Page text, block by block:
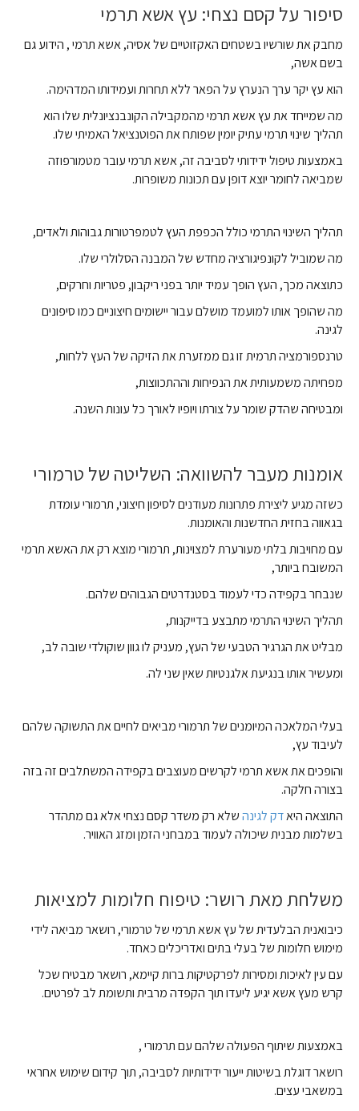
סיפור על קסם נצחי: עץ אשא תרמי
מחבק את שורשיו בשטחים האקזוטיים של אסיה, אשא תרמי , הידוע גם
בשם אשה,
הוא עץ יקר ערך הנערץ על הפאר ללא תחרות ועמידותו המדהימה.
מה שמייחד את עץ אשא תרמי מהמקבילה הקונבנציונלית שלו הוא
תהליך שינוי תרמי עתיק יומין שפותח את הפוטנציאל האמיתי שלו.
באמצעות טיפול ידידותי לסביבה זה, אשא תרמי עובר מטמורפוזה
שמביאה לחומר יוצא דופן עם תכונות משופרות.
תהליך השינוי התרמי כולל הכפפת העץ לטמפרטורות גבוהות ולאדים,
מה שמוביל לקונפיגורציה מחדש של המבנה הסלולרי שלו.
כתוצאה מכך, העץ הופך עמיד יותר בפני ריקבון, פטריות וחרקים,
מה שהופך אותו למועמד מושלם עבור יישומים חיצוניים כמו סיפונים
לגינה.
טרנספורמציה תרמית זו גם ממזערת את הזיקה של העץ ללחות,
מפחיתה משמעותית את הנפיחות וההתכווצות,
ומבטיחה שהדק שומר על צורתו ויופיו לאורך כל עונות השנה.
אומנות מעבר להשוואה: השליטה של טרמורי
כשזה מגיע ליצירת פתרונות מעודנים לסיפון חיצוני, תרמורי עומדת
בגאווה בחזית החדשנות והאומנות.
עם מחויבות בלתי מעורערת למצוינות, תרמורי מוצא רק את האשא תרמי
המשובח ביותר,
שנבחר בקפידה כדי לעמוד בסטנדרטים הגבוהים שלהם.
תהליך השינוי התרמי מתבצע בדייקנות,
מבליט את הגרגיר הטבעי של העץ, מעניק לו גוון שוקולדי שובה לב,
ומעשיר אותו בנגיעת אלגנטיות שאין שני לה.
בעלי המלאכה המיומנים של תרמורי מביאים לחיים את התשוקה שלהם
לעיבוד עץ,
והופכים את אשא תרמי לקרשים מעוצבים בקפידה המשתלבים זה בזה
בצורה חלקה.
התוצאה היאדק לגינהשלא רק משדר קסם נצחי אלא גם מתהדר
בשלמות מבנית שיכולה לעמוד במבחני הזמן ומזג האוויר.
משלחת מאת רושר: טיפוח חלומות למציאות
כיבואנית הבלעדית של עץ אשא תרמי של טרמורי, רושאר מביאה לידי
מימוש חלומות של בעלי בתים ואדריכלים כאחד.
עם עין לאיכות ומסירות לפרקטיקות ברות קיימא, רושאר מבטיח שכל
קרש מעץ אשא יגיע ליעדו תוך הקפדה מרבית ותשומת לב לפרטים.
באמצעות שיתוף הפעולה שלהם עם תרמורי ,
רושאר דוגלת בשיטות ייעור ידידותיות לסביבה, תוך קידום שימוש אחראי
במשאבי עצים.